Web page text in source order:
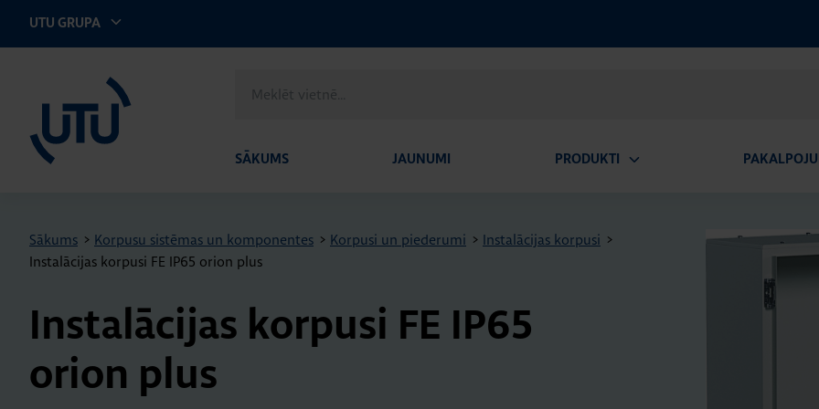
UTU GRUPA
vietnē
SĀKUMS JAUNUMI PRODUKTI
Sākums > Korpusu sistēmas un komponentes > Korpusi un piederumi > Instalācijas korpusi >
Instalācijas korpusi FE IP65 orion plus
In­sta­lā­ci­jas kor­pusi FE IP65
orion plus